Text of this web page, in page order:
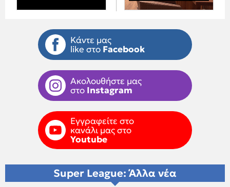
Κάντε μας
like στο Facebook
Ακολουθήστε μας
στο Instagram
Εγγραφείτε στο
κανάλι μας στο
Youtube
Super League: Άλλα νέα